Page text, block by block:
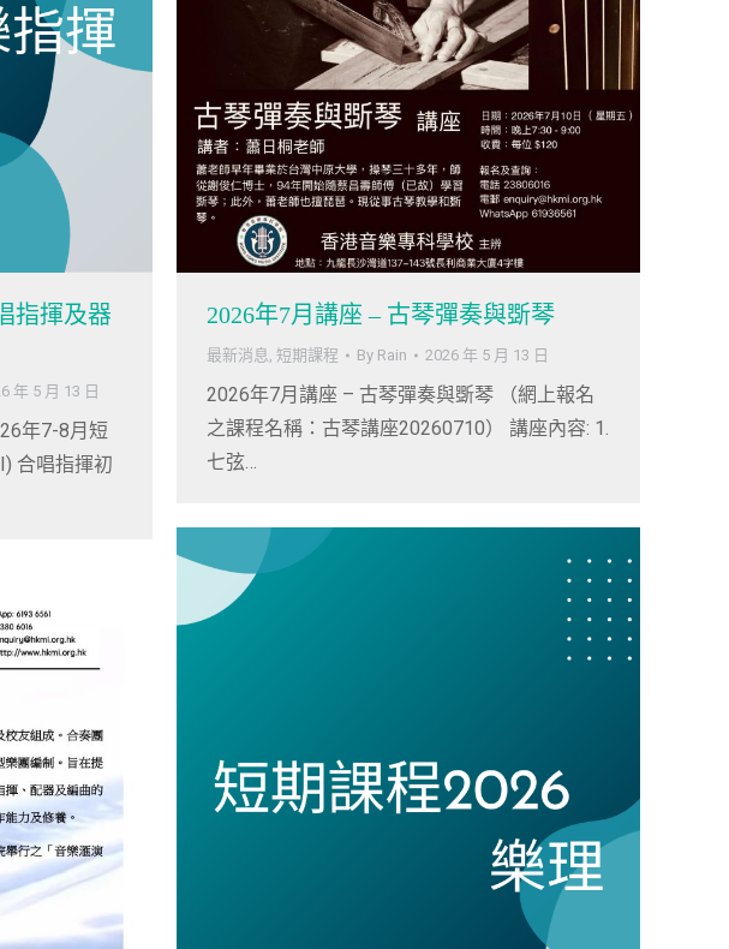
指揮及器
年 5 月 13 日
年7-8月短
合唱指揮初
2026年7月講座 – 古琴彈奏與斲琴
最新消息, 短期課程 By Rain 2026 年 5 月 13 日
2026年7月講座 – 古琴彈奏與斲琴 （網上報名
之課程名稱：古琴講座20260710） 講座內容: 1.
七弦…